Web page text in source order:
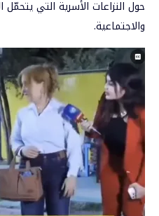
حول النزاعات الأسرية التي يتحمّل
والاجتماعية.